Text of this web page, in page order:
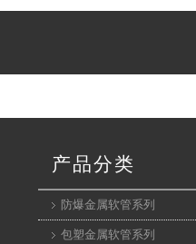
产品分类
防爆金属软管系列
包塑金属软管系列